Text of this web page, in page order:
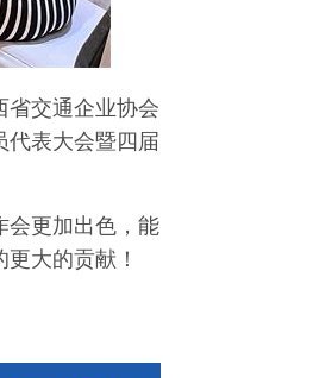
省交通企业协会
代表大会暨四届
会更加出色，能
大的贡献！